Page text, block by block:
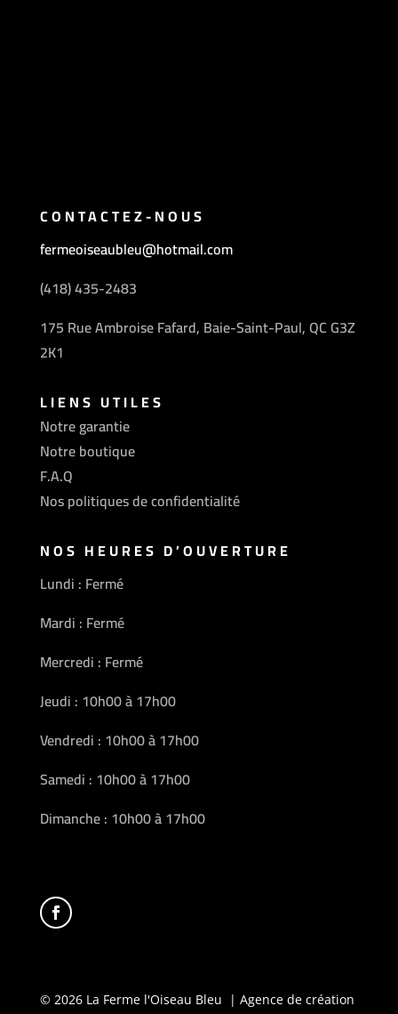
CONTACTEZ-NOUS
fermeoiseaubleu@hotmail.com
(418) 435-2483
175 Rue Ambroise Fafard, Baie-Saint-Paul, QC G3Z
2K1
LIENS UTILES
Notre garantie
Notre boutique
F.A.Q
Nos politiques de confidentialité
NOS HEURES D’OUVERTURE
Lundi : Fermé
Mardi : Fermé
Mercredi : Fermé
Jeudi : 10h00 à 17h00
Vendredi : 10h00 à 17h00
Samedi : 10h00 à 17h00
Dimanche : 10h00 à 17h00
© 2026 La Ferme l'Oiseau Bleu | Agence de création